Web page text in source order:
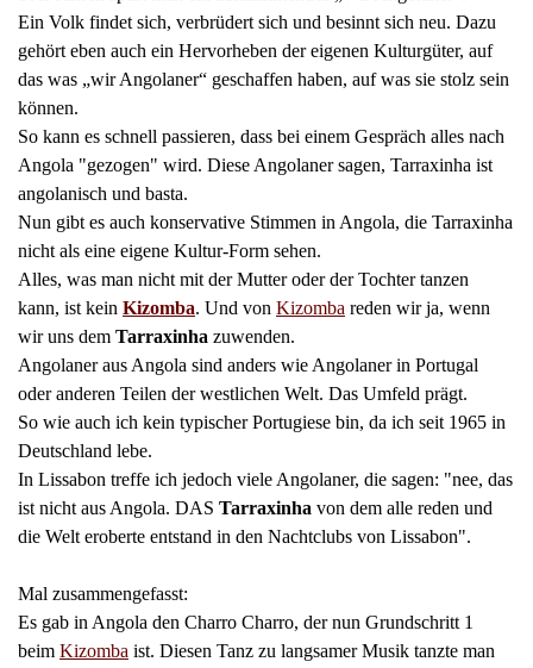
Ein Volk findet sich, verbrüdert sich und besinnt sich neu. Dazu
gehört eben auch ein Hervorheben der eigenen Kulturgüter, auf
das was „wir Angolaner“ geschaffen haben, auf was sie stolz sein
können.
So kann es schnell passieren, dass bei einem Gespräch alles nach
Angola "gezogen" wird. Diese Angolaner sagen, Tarraxinha ist
angolanisch und basta.
Nun gibt es auch konservative Stimmen in Angola, die Tarraxinha
nicht als eine eigene Kultur-Form sehen.
Alles, was man nicht mit der Mutter oder der Tochter tanzen
kann, ist kein Kizomba. Und von Kizomba reden wir ja, wenn
wir uns dem Tarraxinha zuwenden.
Angolaner aus Angola sind anders wie Angolaner in Portugal
oder anderen Teilen der westlichen Welt. Das Umfeld prägt.
So wie auch ich kein typischer Portugiese bin, da ich seit 1965 in
Deutschland lebe.
In Lissabon treffe ich jedoch viele Angolaner, die sagen: "nee, das
ist nicht aus Angola. DAS Tarraxinha von dem alle reden und
die Welt eroberte entstand in den Nachtclubs von Lissabon".
Mal zusammengefasst:
Es gab in Angola den Charro Charro, der nun Grundschritt 1
beim Kizomba ist. Diesen Tanz zu langsamer Musik tanzte man